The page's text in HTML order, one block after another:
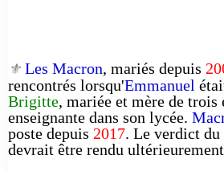
⚜️ Les Macron, mariés depuis
rencontrés lorsqu'Emmanuel
Brigitte, mariée et mère de trois
enseignante dans son lycée.
poste depuis 2017. Le verdict du
devrait être rendu